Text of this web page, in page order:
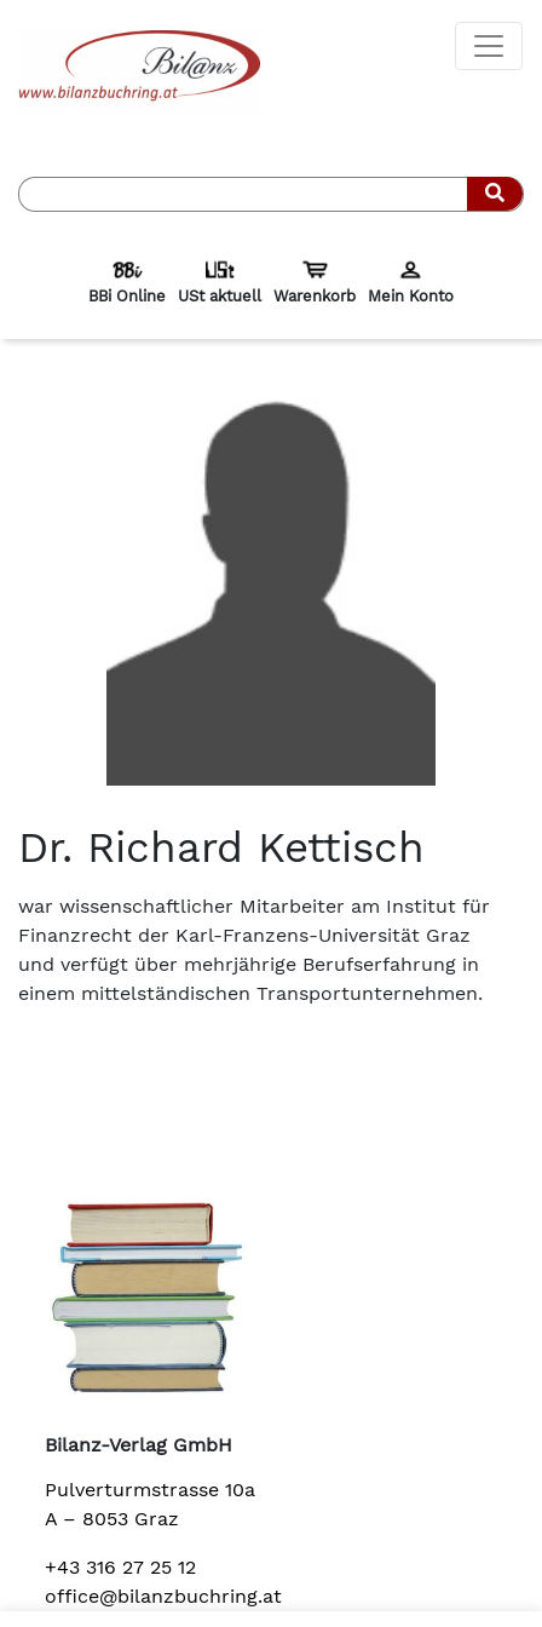
BBi Online USt aktuell Warenkorb Mein Konto
Dr. Richard Kettisch
war wissenschaftlicher Mitarbeiter am Institut für
Finanzrecht der Karl-Franzens-Universität Graz
und verfügt über mehrjährige Berufserfahrung in
einem mittelständischen Transportunternehmen.
Bilanz-Verlag GmbH
Pulverturmstrasse 10a
A – 8053 Graz
+43 316 27 25 12
office@bilanzbuchring.at